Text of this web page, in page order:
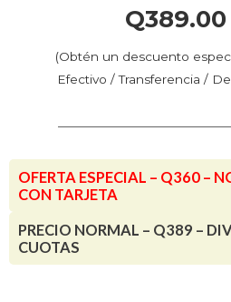
cantidad
Q389.00
(Obtén un descuento
Efectivo / Transferencia /
OFERTA ESPECIAL – Q360 –
CON TARJETA
PRECIO NORMAL – Q389 –
CUOTAS